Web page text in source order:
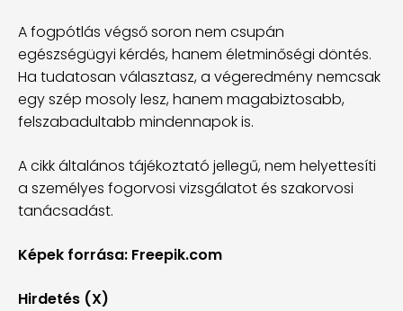
A fogpótlás végső soron nem csupán
egészségügyi kérdés, hanem életminőségi döntés.
Ha tudatosan választasz, a végeredmény nemcsak
egy szép mosoly lesz, hanem magabiztosabb,
felszabadultabb mindennapok is.
A cikk általános tájékoztató jellegű, nem helyettesíti
a személyes fogorvosi vizsgálatot és szakorvosi
tanácsadást.
Képek forrása: Freepik.com
Hirdetés (X)